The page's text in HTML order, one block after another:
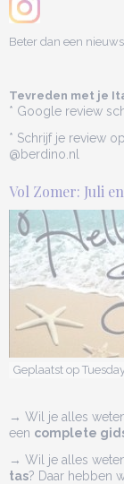
Beter dan een
Tevreden met je
* Google review
* Schrijf je review
@berdino.nl
Vol Zomer: Juli
Geplaatst op
→ Wil je alles
een complete
→ Wil je alles
tas? Daar hebben